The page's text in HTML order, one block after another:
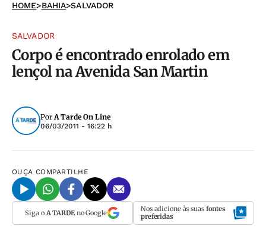
HOME>BAHIA>SALVADOR
SALVADOR
Corpo é encontrado enrolado em
lençol na Avenida San Martin
PorA Tarde On Line
06/03/2011 - 16:22 h
OUÇA COMPARTILHE
Siga o A TARDEno Google Nos adicione às suas fontes
preferidas